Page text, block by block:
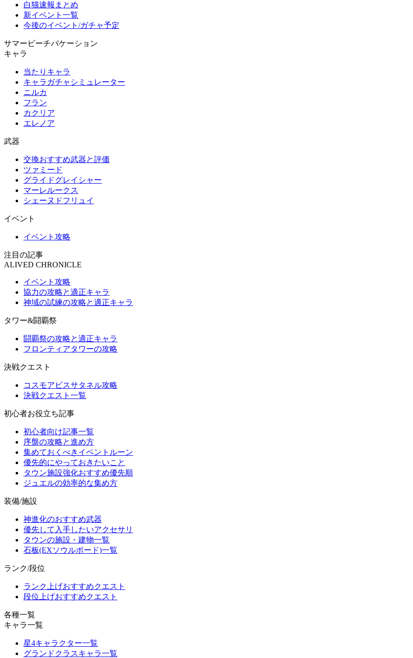
白猫速報まとめ
新イベント一覧
今後のイベント/ガチャ予定
サマービーチバケーション
キャラ
当たりキャラ
キャラガチャシミュレーター
ニルカ
フラン
カクリア
エレノア
武器
交換おすすめ武器と評価
ツァミード
グライドグレイシャー
マーレルークス
シェーヌドフリュイ
イベント
イベント攻略
注目の記事
ALIVED CHRONICLE
イベント攻略
協力の攻略と適正キャラ
神域の試練の攻略と適正キャラ
タワー&闘覇祭
闘覇祭の攻略と適正キャラ
フロンティアタワーの攻略
決戦クエスト
コスモアビスサタネル攻略
決戦クエスト一覧
初心者お役立ち記事
初心者向け記事一覧
序盤の攻略と進め方
集めておくべきイベントルーン
優先的にやっておきたいこと
タウン施設強化おすすめ優先順
ジュエルの効率的な集め方
装備/施設
神進化のおすすめ武器
優先して入手したいアクセサリ
タウンの施設・建物一覧
石板(EXソウルボード)一覧
ランク/段位
ランク上げおすすめクエスト
段位上げおすすめクエスト
各種一覧
キャラ一覧
星4キャラクター一覧
グランドクラスキャラ一覧